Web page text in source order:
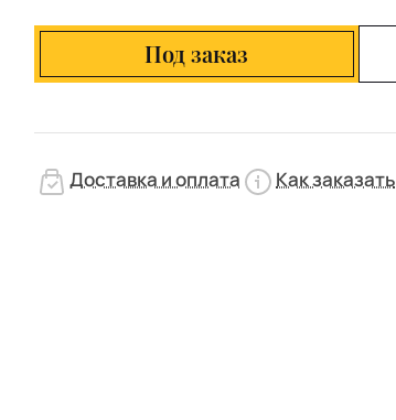
Под заказ
Доставка и оплата Как заказать